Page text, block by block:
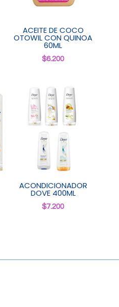
ACEITE DE COCO
OTOWIL CON QUINOA
60ML
$6.200
ACONDICIONADOR
DOVE 400ML
$7.200